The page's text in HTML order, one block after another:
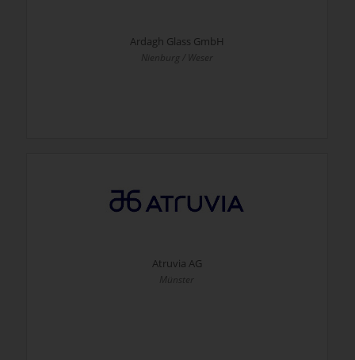
Ardagh Glass GmbH
Nienburg / Weser
Atruvia AG
Münster